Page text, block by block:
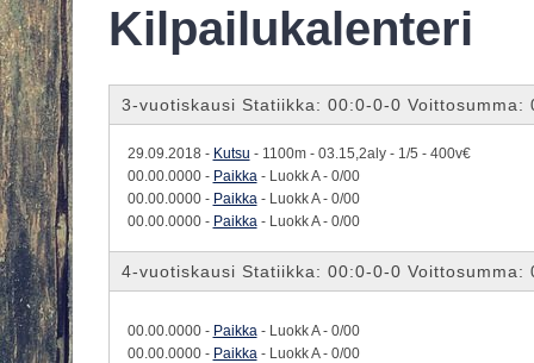
Kilpailukalenteri
3-vuotiskausi Statiikka: 00:0-0-0 Voittosumma:
29.09.2018 - Kutsu - 1100m - 03.15,2aly - 1/5 - 400v€
00.00.0000 - Paikka - Luokk A - 0/00
00.00.0000 - Paikka - Luokk A - 0/00
00.00.0000 - Paikka - Luokk A - 0/00
4-vuotiskausi Statiikka: 00:0-0-0 Voittosumma:
00.00.0000 - Paikka - Luokk A - 0/00
00.00.0000 - Paikka - Luokk A - 0/00